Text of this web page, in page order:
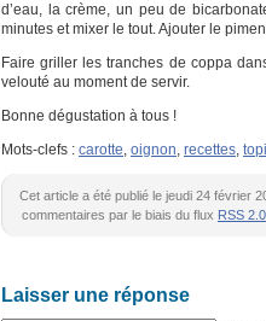
d’eau, la crème, un peu de
minutes et mixer le tout. Ajouter le
Faire griller les tranches de coppa
velouté au moment de servir.
Bonne dégustation à tous !
Mots-clefs : carotte, oignon, recettes,
Cet article a été publié le jeudi 24 février
commentaires par le biais du flux RSS 2.0
Laisser une réponse